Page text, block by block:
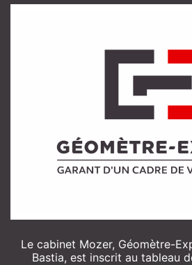
Le cabinet Mozer, Géomètre-
Bastia, est inscrit au tableau